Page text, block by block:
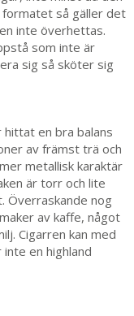
formatet så gäller det
inte överhettas.
som inte är
sig så sköter sig
hittat en bra balans
av främst trä och
metallisk karaktär
är torr och lite
Överraskande nog
av kaffe, något
Cigarren kan med
en highland